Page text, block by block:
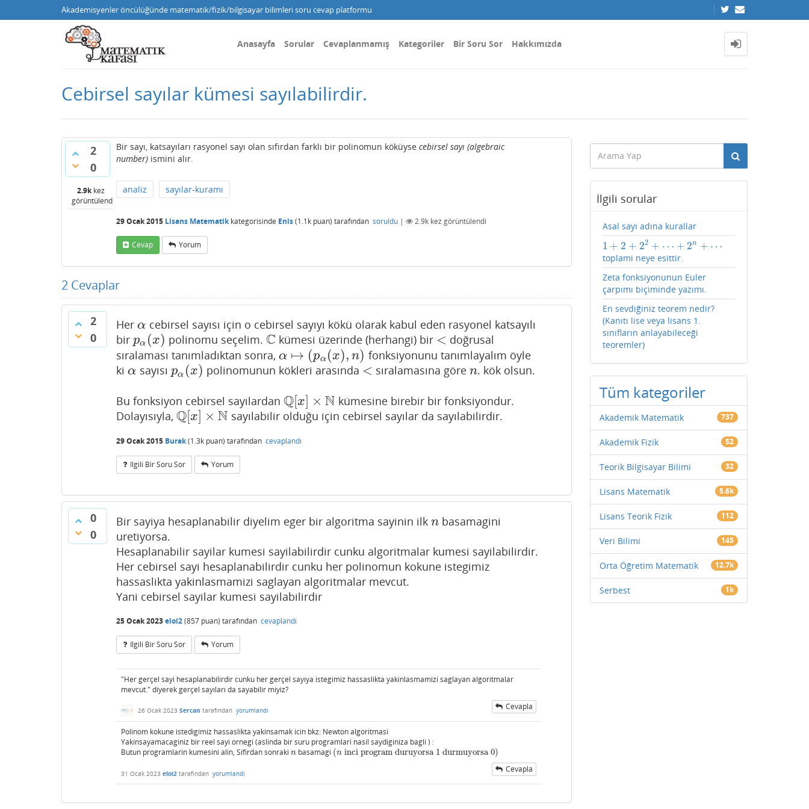
Akademisyenler öncülüğünde matematik/fizik/bilgisayar bilimleri soru cevap platformu
Anasayfa Sorular Cevaplanmamış Kategoriler Bir Soru Sor Hakkımızda
Cebirsel sayılar kümesi sayılabilirdir.
2
0
2.9kkez
görüntülendi
Bir sayı, katsayıları rasyonel sayı olan sıfırdan farklı bir polinomun köküyse cebirsel sayı (algebraic
number) ismini alır.
analiz sayılar-kuramı
29 Ocak 2015 Lisans Matematikkategorisinde Enis(1.1k puan) tarafından soruldu | 2.9k kez görüntülendi
Cevap Yorum
2 Cevaplar
2
0
Her α
α cebirsel sayısı için o cebirsel sayıyı kökü olarak kabul eden rasyonel katsayılı
bir pα (x)
pα(x) polinomu seçelim.C
C kümesi üzerinde (herhangi) bir <
< doğrusal
sıralaması tanımladıktan sonra, α ↦ (pα (x), n)
α↦(p α(x),n)
fonksiyonunu tanımlayalım öyle
ki α
α sayısı pα (x)
pα(x) polinomunun kökleri arasında <
< sıralamasına göre n
n. kök olsun.
Bu fonksiyon cebirsel sayılardan Q[x] × N
Q[ x] N
kümesine birebir bir fonksiyondur.
Dolayısıyla, Q x × N
Q[ x] N sayılabilir olduğu için cebirsel sayılar da sayılabilirdir.
29 Ocak 2015 Burak(1.3k puan) tarafından cevaplandı
Ilgili Bir Soru Sor Yorum
0
0
Bir sayiya hesaplanabilir diyelim eger bir algoritma sayinin ilk n
nbasamagini
uretiyorsa.
Hesaplanabilir sayilar kumesi sayilabilirdir cunku algoritmalar kumesi sayilabilirdir.
Her cebirsel sayi hesaplanabilirdir cunku her polinomun kokune istegimiz
hassaslikta yakinlasmamizi saglayan algoritmalar mevcut.
Yani cebirsel sayilar kumesi sayilabilirdir
25 Ocak 2023eloi2(857 puan) tarafından cevaplandı
Ilgili Bir Soru Sor Yorum
"Her gerçel sayi hesaplanabilirdir cunku her gerçel sayıya istegimiz hassaslikta yakinlasmamizi saglayan algoritmalar
mevcut." diyerek gerçel sayıları da sayabilir miyiz?
26 Ocak 2023 Sercan tarafından yorumlandı Cevapla
Polinom kokune istedigimiz hassaslikta yakinsamak icin bkz: Newton algoritmasi
Yakinsayamacaginiz bir reel sayi ornegi (aslinda bir suru programlari nasil saydiginiza bagli ) :
Butun programlarin kumesini alin, Sifirdan sonraki n
nbasamagi (ninci program duruyorsa 1durmuyorsa0)
(ninci program duruyorsa1durmuyorsa0)
31 Ocak 2023 eloi2 tarafından yorumlandı Cevapla
İlgili sorular
Asal sayı adına kurallar
1 + 2 + 22 + ⋯ + 2n + ⋯
1+2+2 2+⋯+ 2n +⋯
toplami neye esittir.
Zeta fonksiyonunun Euler
çarpımı biçiminde yazımı.
En sevdiğiniz teorem nedir?
(Kanıtı lise veya lisans 1.
sınıfların anlayabileceği
teoremler)
Tüm kategoriler
Akademik Matematik 737
Akademik Fizik 52
Teorik Bilgisayar Bilimi 32
Lisans Matematik 5.6k
Lisans Teorik Fizik 112
Veri Bilimi 145
Orta Öğretim Matematik 12.7k
Serbest 1k